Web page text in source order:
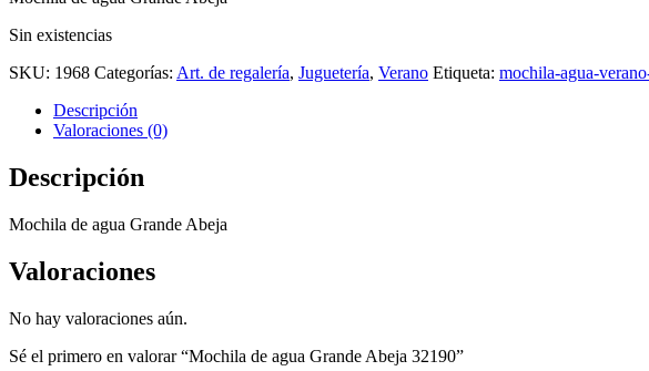
Sin existencias
SKU: 1968 Categorías: Art. de regalería, Juguetería, Verano Etiqueta: mochila-agua-
Descripción
Valoraciones (0)
Descripción
Mochila de agua Grande Abeja
Valoraciones
No hay valoraciones aún.
Sé el primero en valorar “Mochila de agua Grande Abeja 32190”